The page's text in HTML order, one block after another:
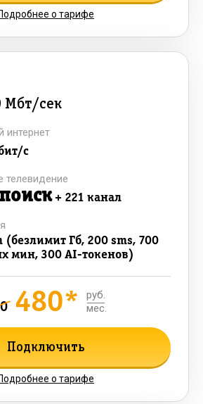
о тарифе
Мбт/сек
с
+ 221 канал
(безлимит Гб, 200 sms, 700
мин, 300 AI-токенов)
480*
руб.
мес.
Подключить
о тарифе